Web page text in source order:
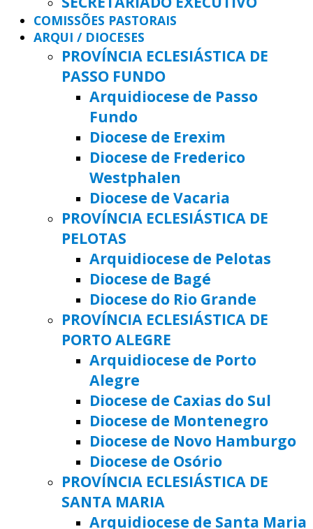
COMISSÕES PASTORAIS
ARQUI / DIOCESES
PROVÍNCIA ECLESIÁSTICA DE
PASSO FUNDO
Arquidiocese de Passo
Fundo
Diocese de Erexim
Diocese de Frederico
Westphalen
Diocese de Vacaria
PROVÍNCIA ECLESIÁSTICA DE
PELOTAS
Arquidiocese de Pelotas
Diocese de Bagé
Diocese do Rio Grande
PROVÍNCIA ECLESIÁSTICA DE
PORTO ALEGRE
Arquidiocese de Porto
Alegre
Diocese de Caxias do Sul
Diocese de Montenegro
Diocese de Novo Hamburgo
Diocese de Osório
PROVÍNCIA ECLESIÁSTICA DE
SANTA MARIA
Arquidiocese de Santa Maria